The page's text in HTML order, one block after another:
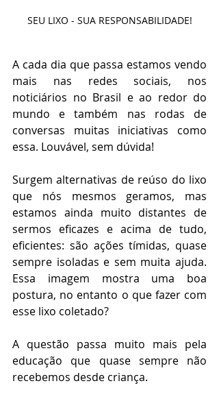
SEU LIXO - SUA RESPONSABILIDADE!
A cada dia que passa estamos vendo
mais nas redes sociais, nos
noticiários no Brasil e ao redor do
mundo e também nas rodas de
conversas muitas iniciativas como
essa. Louvável, sem dúvida!
Surgem alternativas de reúso do lixo
que nós mesmos geramos, mas
estamos ainda muito distantes de
sermos eficazes e acima de tudo,
eficientes: são ações tímidas, quase
sempre isoladas e sem muita ajuda.
Essa imagem mostra uma boa
postura, no entanto o que fazer com
esse lixo coletado?
A questão passa muito mais pela
educação que quase sempre não
recebemos desde criança.